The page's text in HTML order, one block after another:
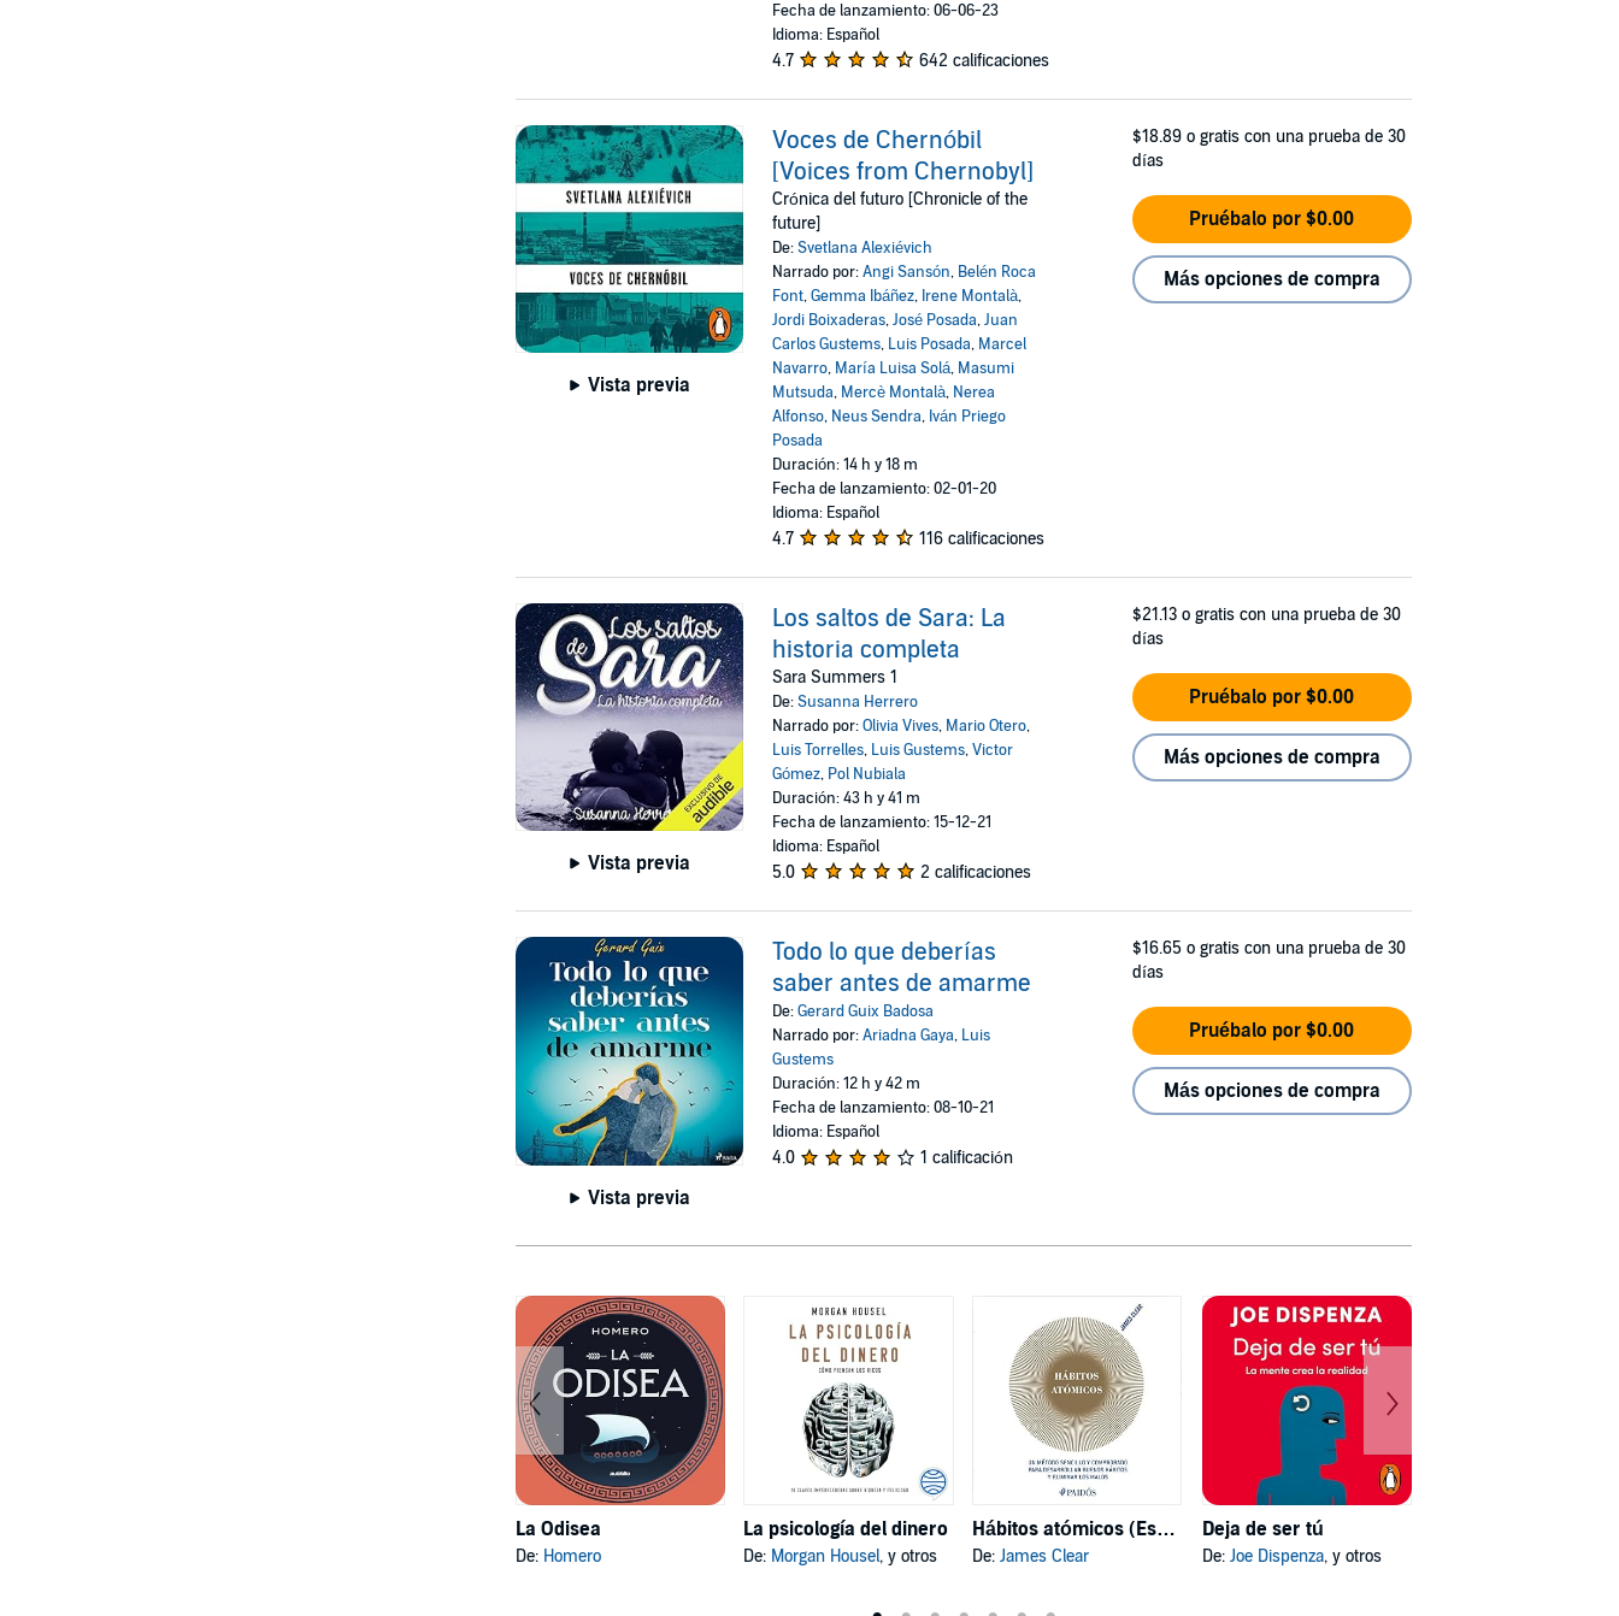
Fecha de lanzamiento: 06-06-23
Idioma: Español
4.7 642 calificaciones
Vista previa
Voces de Chernóbil
[Voices from Chernobyl]
Crónica del futuro [Chronicle of the
future]
De:Svetlana Alexiévich
Narrado por:Angi Sansón, Belén Roca
Font,Gemma Ibáñez, Irene Montalà,
Jordi Boixaderas,José Posada,Juan
Carlos Gustems, Luis Posada, Marcel
Navarro, María Luisa Solá, Masumi
Mutsuda, Mercè Montalà, Nerea
Alfonso, Neus Sendra, Iván Priego
Posada
Duración: 14 h y 18 m
Fecha de lanzamiento: 02-01-20
Idioma: Español
4.7 116 calificaciones
$18.89 o gratis con una prueba de 30
días
Pruébalo por $0.00
Más opciones de compra
Vista previa
Los saltos de Sara: La
historia completa
Sara Summers 1
De:Susanna Herrero
Narrado por:Olivia Vives, Mario Otero,
Luis Torrelles, Luis Gustems,Victor
Gómez, Pol Nubiala
Duración: 43 h y 41 m
Fecha de lanzamiento: 15-12-21
Idioma: Español
5.0 2 calificaciones
$21.13 o gratis con una prueba de 30
días
Pruébalo por $0.00
Más opciones de compra
Vista previa
Todo lo que deberías
saber antes de amarme
De:Gerard Guix Badosa
Narrado por:Ariadna Gaya, Luis
Gustems
Duración: 12 h y 42 m
Fecha de lanzamiento: 08-10-21
Idioma: Español
4.0 1 calificación
$16.65 o gratis con una prueba de 30
días
Pruébalo por $0.00
Más opciones de compra
La Odisea
De: Homero
La psicología del dinero
De: Morgan Housel, y otros
Hábitos atómicos (Español neutro)
De: James Clear
Deja de ser tú
De: Joe Dispenza, y otros